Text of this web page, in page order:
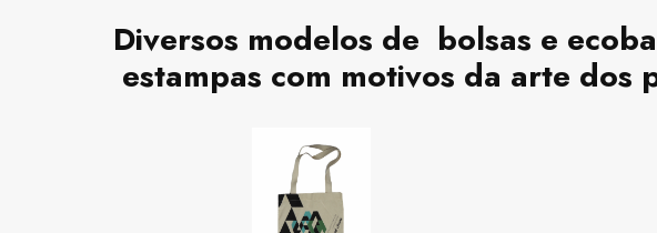
Diversos modelos de bolsas e
estampas com motivos da arte dos